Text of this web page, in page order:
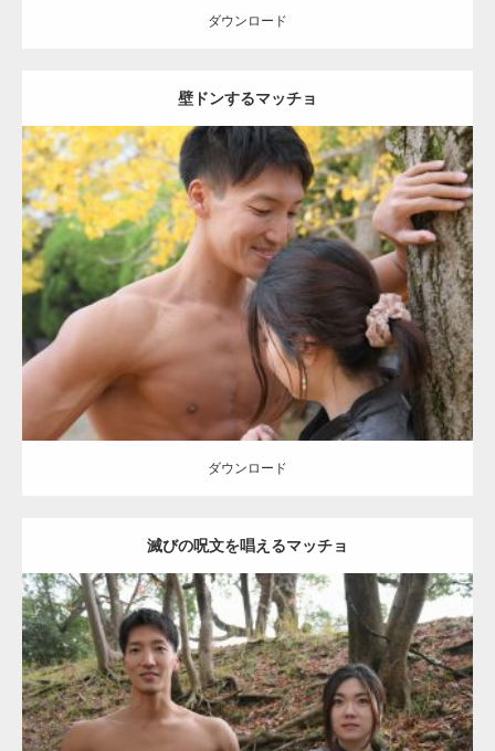
ダウンロード
壁ドンするマッチョ
Update: 2021.07.8
Category:公園のマッチョ その他 AKIHITO(細マッチョ) 大胸筋 肩 腹
筋
ダウンロード
滅びの呪文を唱えるマッチョ
Update:2021.07.8
Category:公園のマッチョ その他 AKIHITO(細マッチョ) 大胸筋 腹筋
【YouTube】マッチョフリー素材メンバーが
ギネス世界記録…
【TV】TBS番組「ひるおび」にてマッスルプ
ラスが紹介されま…
TOKYO FMラジオ番組「ONE MORNING」
で紹介さ…